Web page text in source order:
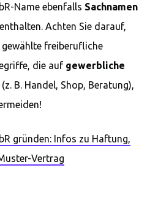
Name ebenfalls Sachnamen
enthalten. Achten Sie darauf,
gewählte freiberufliche
die auf gewerbliche
B. Handel, Shop, Beratung),
gründen: Infos zu Haftung,
Vertrag